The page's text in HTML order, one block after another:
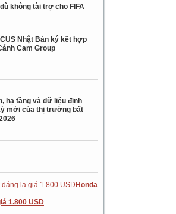
không tài trợ cho FIFA
Nhật Bản ký kết hợp
Cam Group
hạ tầng và dữ liệu định
mới của thị trường bất
Honda
1.800 USD